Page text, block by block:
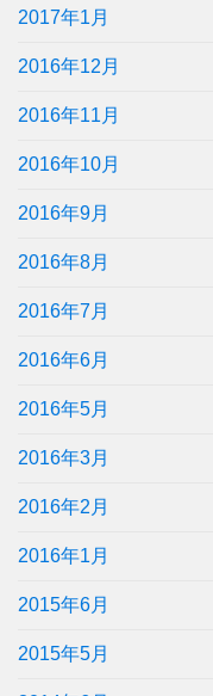
2017年1月
2016年12月
2016年11月
2016年10月
2016年9月
2016年8月
2016年7月
2016年6月
2016年5月
2016年3月
2016年2月
2016年1月
2015年6月
2015年5月